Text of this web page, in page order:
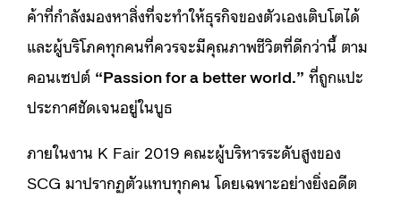
ค้าที่กำลังมองหาสิ่งที่จะทำให้ธุรกิจของตัวเองเติบโตได้
และผู้บริโภคทุกคนที่ควรจะมีคุณภาพชีวิตที่ดีกว่านี้ ตาม
คอนเซปต์ “Passion for a better world.” ที่ถูกแปะ
ประกาศชัดเจนอยู่ในบูธ
ภายในงาน K Fair 2019 คณะผู้บริหารระดับสูงของ
SCG มาปรากฏตัวแทบทุกคน โดยเฉพาะอย่างยิ่งอดีต